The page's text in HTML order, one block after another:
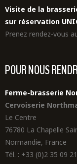
Visite de la
sur réservation
Prenez rendez-vous
POUR NOUS
Ferme-brasserie
Cervoiserie
Le Centre
76780 La Chapelle
Normandie, France
Tél. : +33 (0)2 35 09